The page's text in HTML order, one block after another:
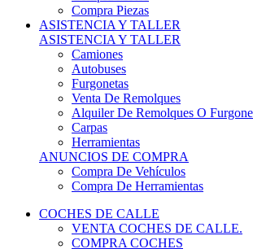
ASISTENCIA Y TALLER
ASISTENCIA Y TALLER
Camiones
Autobuses
Furgonetas
Venta De Remolques
Alquiler De Remolques O Furgones
Carpas
Herramientas
ANUNCIOS DE COMPRA
Compra De Vehículos
Compra De Herramientas
COCHES DE CALLE
VENTA COCHES DE CALLE.
COMPRA COCHES
SINIESTROS DE COCHES